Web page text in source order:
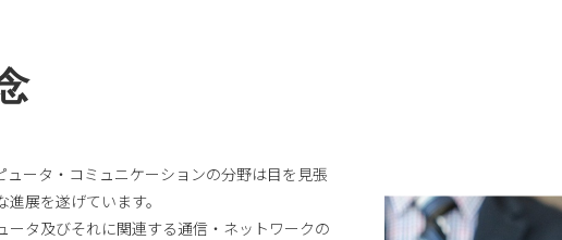
ュータ・コミュニケーションの分野は目を見張
展を遂げています。
ータ及びそれに関連する通信・ネットワークの